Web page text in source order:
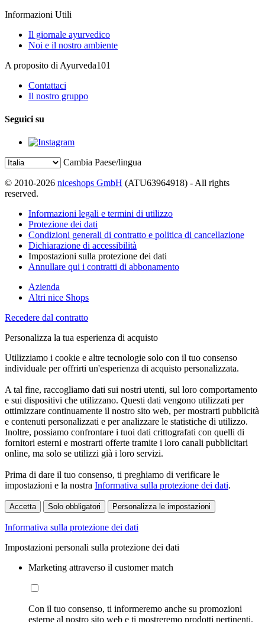
Informazioni Utili
Il giornale ayurvedico
Noi e il nostro ambiente
A proposito di Ayurveda101
Contattaci
Il nostro gruppo
Seguici su
Cambia Paese/lingua
© 2010-2026 niceshops GmbH (ATU63964918) - All rights
reserved.
Informazioni legali e termini di utilizzo
Protezione dei dati
Condizioni generali di contratto e politica di cancellazione
Dichiarazione di accessibilità
Impostazioni sulla protezione dei dati
Annullare qui i contratti di abbonamento
Azienda
Altri nice Shops
Recedere dal contratto
Personalizza la tua esperienza di acquisto
Utilizziamo i cookie e altre tecnologie solo con il tuo consenso
individuale per offrirti un'esperienza di acquisto personalizzata.
A tal fine, raccogliamo dati sui nostri utenti, sul loro comportamento
e sui dispositivi che utilizzano. Questi dati vengono utilizzati per
ottimizzare continuamente il nostro sito web, per mostrarti pubblicità
e contenuti personalizzati e per analizzare le statistiche di utilizzo.
Inoltre, possiamo confrontare i tuoi dati crittografati con quelli di
fornitori esterni e mostrarti offerte tramite i loro canali pubblicitari
online, ma solo se utilizzi già i loro servizi.
Prima di dare il tuo consenso, ti preghiamo di verificare le
impostazioni e la nostra Informativa sulla protezione dei dati.
Accetta Solo obbligatori Personalizza le impostazioni
Informativa sulla protezione dei dati
Impostazioni personali sulla protezione dei dati
Marketing attraverso il customer match
Con il tuo consenso, ti informeremo anche su promozioni
esterne al nostro sito web e ti mostreremo prodotti pertinenti.